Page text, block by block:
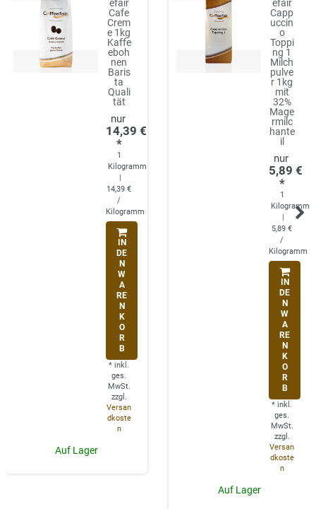
efair
Cafe
Crem
e 1kg
Kaffe
eboh
nen
Baris
ta
Quali
tät
14,39 €
*
1
Kilogramm
14,39 €
/
Kilogramm
IN
DE
N
W
A
RE
N
K
O
R
B
* inkl.
ges.
MwSt.
zzgl.
Versan
dkoste
n
Auf Lager
efair
Capp
uccin
o
Toppi
ng 1
Milch
pulve
r 1kg
mit
32%
Mage
rmilc
hante
il
5,89 €
*
1
Kilogramm
5,89 €
/
Kilogramm
IN
DE
N
W
A
RE
N
K
O
R
B
* inkl.
ges.
MwSt.
zzgl.
Versan
dkoste
n
Auf Lager